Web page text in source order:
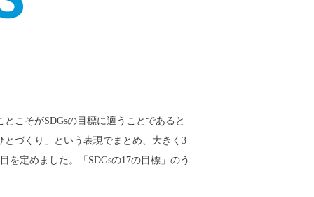
こそがSDGsの目標に適うことであると
づくり」という表現でまとめ、大きく3
を定めました。「SDGsの17の目標」のう